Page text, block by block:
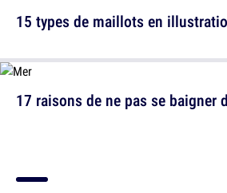
15 types de maillots en
17 raisons de ne pas se baigner